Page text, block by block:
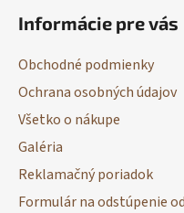
Informácie pre vás
Obchodné podmienky
Ochrana osobných údajov
Všetko o nákupe
Galéria
Reklamačný poriadok
Formulár na odstúpenie